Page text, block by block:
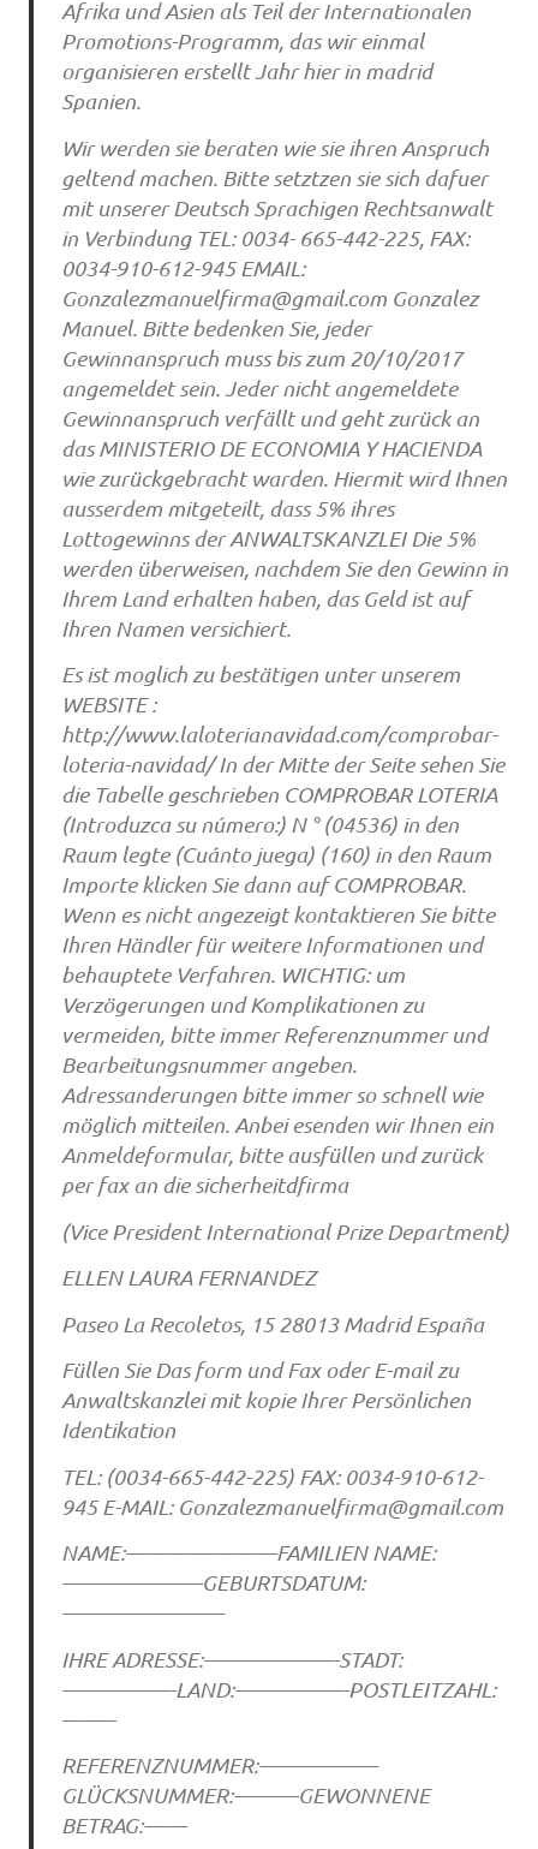
Afrika und Asien als Teil der Internationalen
Promotions-Programm, das wir einmal
organisieren erstellt Jahr hier in madrid
Spanien.
Wir werden sie beraten wie sie ihren Anspruch
geltend machen. Bitte setztzen sie sich dafuer
mit unserer Deutsch Sprachigen Rechtsanwalt
in Verbindung TEL: 0034- 665-442-225, FAX:
0034-910-612-945 EMAIL:
Gonzalezmanuelfirma@gmail.comGonzalez
Manuel. Bitte bedenken Sie, jeder
Gewinnanspruch muss bis zum 20/10/2017
angemeldet sein. Jeder nicht angemeldete
Gewinnanspruch verfällt und geht zurück an
das MINISTERIO DE ECONOMIA Y HACIENDA
wie zurückgebracht warden. Hiermit wird Ihnen
ausserdem mitgeteilt, dass 5% ihres
Lottogewinns der ANWALTSKANZLEI Die 5%
werden überweisen, nachdem Sie den Gewinn in
Ihrem Land erhalten haben, das Geld ist auf
Ihren Namen versichiert.
Es ist moglich zu bestätigen unter unserem
WEBSITE :
http://www.laloterianavidad.com/comprobar-
loteria-navidad/ In der Mitte der Seite sehen Sie
die Tabelle geschrieben COMPROBAR LOTERIA
(Introduzca su número:) N ° (04536) in den
Raum legte (Cuánto juega) (160) in den Raum
Importe klicken Sie dann auf COMPROBAR.
Wenn es nicht angezeigt kontaktieren Sie bitte
Ihren Händler für weitere Informationen und
behauptete Verfahren. WICHTIG: um
Verzögerungen und Komplikationen zu
vermeiden, bitte immer Referenznummer und
Bearbeitungsnummer angeben.
Adressanderungen bitte immer so schnell wie
möglich mitteilen. Anbei esenden wir Ihnen ein
Anmeldeformular, bitte ausfüllen und zurück
per fax an die sicherheitdfirma
(Vice President International Prize Department)
ELLEN LAURA FERNANDEZ
Paseo La Recoletos, 15 28013 Madrid España
Füllen Sie Das form und Fax oder E-mail zu
Anwaltskanzlei mit kopie Ihrer Persönlichen
Identikation
TEL: (0034-665-442-225) FAX: 0034-910-612-
945 E-MAIL: Gonzalezmanuelfirma@gmail.com
NAME:———————FAMILIEN NAME:
——————–GEBURTSDATUM:
———————–
IHRE ADRESSE:——————-STADT:
—————-LAND:—————-POSTLEITZAHL:
——–
REFERENZNUMMER:—————–
GLÜCKSNUMMER:———GEWONNENE
BETRAG:——